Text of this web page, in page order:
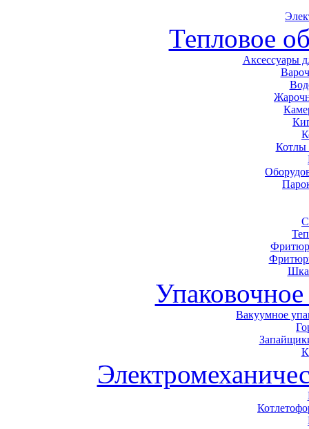
Тепловое
Аксессуары
Котлы
Вакуумное